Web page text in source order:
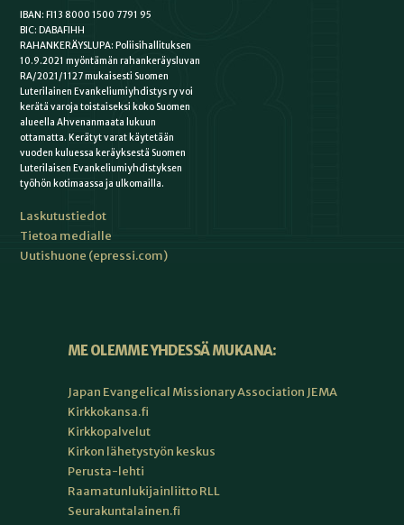
IBAN: FI13 8000 1500 7791 95
BIC: DABAFIHH
RAHANKERÄYSLUPA: Poliisihallituksen
10.9.2021 myöntämän rahankeräysluvan
RA/2021/1127 mukaisesti Suomen
Luterilainen Evankeliumiyhdistys ry voi
kerätä varoja toistaiseksi koko Suomen
alueella Ahvenanmaata lukuun
ottamatta. Kerätyt varat käytetään
vuoden kuluessa keräyksestä Suomen
Luterilaisen Evankeliumiyhdistyksen
työhön kotimaassa ja ulkomailla.
Laskutustiedot
Tietoa medialle
Uutishuone (epressi.com)
ME OLEMME YHDESSÄ MUKANA:
Japan Evangelical Missionary Association JEMA
Kirkkokansa.fi
Kirkkopalvelut
Kirkon lähetystyön keskus
Perusta-lehti
Raamatunlukijainliitto RLL
Seurakuntalainen.fi